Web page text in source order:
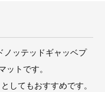
ノッテッドギャッベプ
ットです。
してもおすすめです。